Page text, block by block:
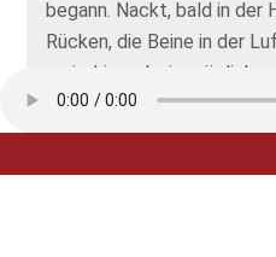
begann. Nackt, bald in der
Rücken, die Beine in der
erniedrigend wie möglich
den Kopf, Gesicht und
die Füße mit Lappen, die
wenn wir einen in der